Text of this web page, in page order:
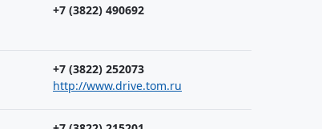
+7 (3822) 490692
+7 (3822) 252073
http://www.drive.tom.ru